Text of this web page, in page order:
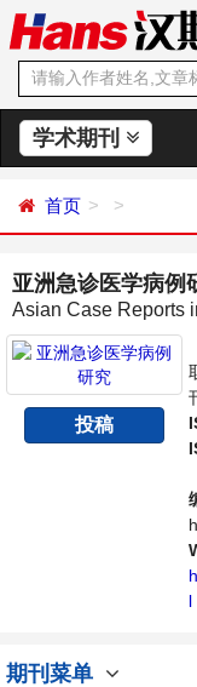
学术期刊
首页
亚洲急诊医学病例
Asian Case Reports
投稿
l
期刊菜单